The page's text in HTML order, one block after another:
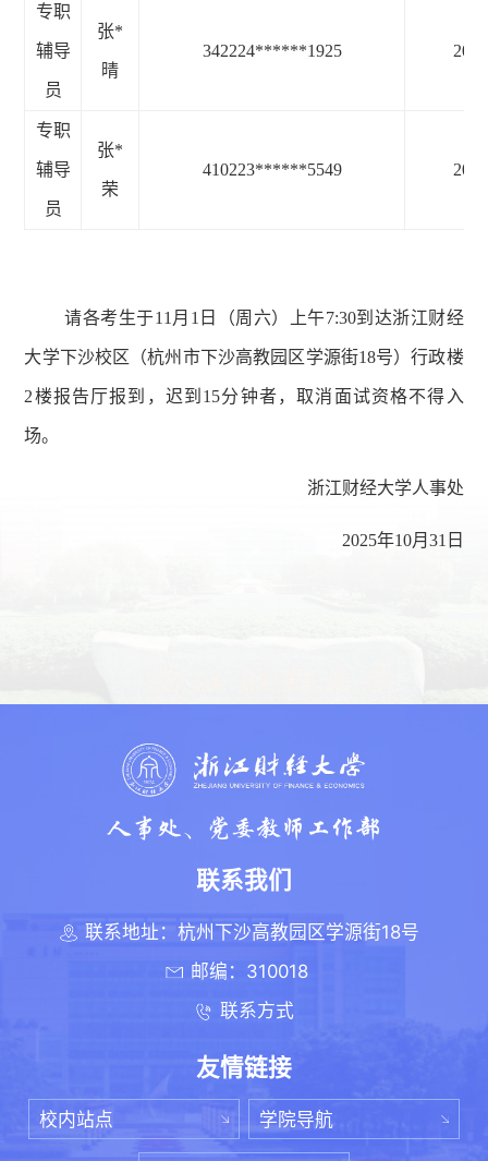
专职
辅导
员
张*
晴
342224******1925
专职
辅导
员
张*
荣
410223******5549
请各考生于11月1日（周六）上午7:30到达浙江财经
大学下沙校区（杭州市下沙高教园区学源街18号）行政楼
2楼报告厅报到，迟到 15分钟者，取消面试资格不得入
场。
浙江财经大学人事处
2025年10月31日
联系我们
联系地址：杭州下沙高教园区学源街18号
邮编：310018
联系方式
友情链接
校内站点 学院导航